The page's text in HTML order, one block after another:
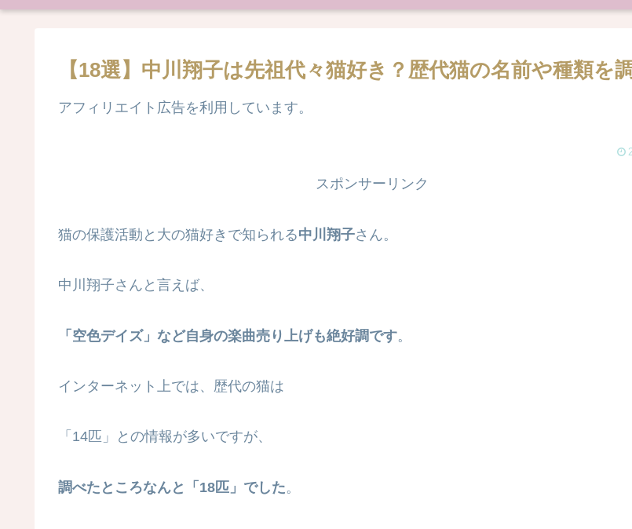
【18選】中川翔子は先祖代々猫好き？歴代猫の名前や種類を
アフィリエイト広告を利用しています。
スポンサーリンク
猫の保護活動と大の猫好きで知られる中川翔子さん。
中川翔子さんと言えば、
「空色デイズ」など自身の楽曲売り上げも絶好調です。
インターネット上では、歴代の猫は
「14匹」との情報が多いですが、
調べたところなんと「18匹」でした。